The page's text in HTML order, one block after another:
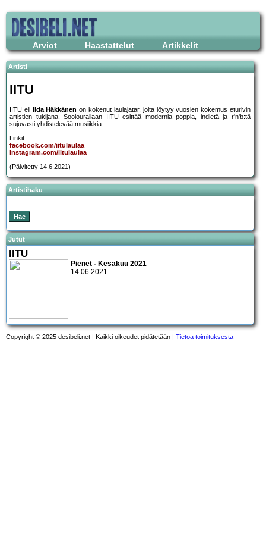
Arviot Haastattelut Artikkelit
Artisti
IITU
IITU eli Iida Häkkänen on kokenut laulajatar, jolta löytyy vuosien kokemus eturivin
artistien tukijana. Soolourallaan IITU esittää modernia poppia, indietä ja r'n'b:tä
sujuvasti yhdistelevää musiikkia.
Linkit:
facebook.com/iitulaulaa
instagram.com/iitulaulaa
(Päivitetty 14.6.2021)
Artistihaku
Jutut
IITU
Pienet - Kesäkuu 2021
14.06.2021
Copyright © 2025 desibeli.net | Kaikki oikeudet pidätetään | Tietoa toimituksesta